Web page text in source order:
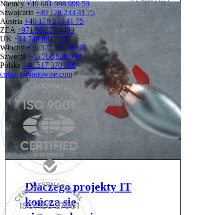
Dlaczego projekty IT
kończą się
Niemcy +49 681 988 999 59
Szwajcaria +49 178 233 41 75
Austria +49 178 233 41 75
ZEA +971 58 527 4499
UK +44 748 8817 958
Włochy +39 377 399 44 35
Szwecja +46 766 920 558
Polska +48 517 370 938
contact@innowise.com